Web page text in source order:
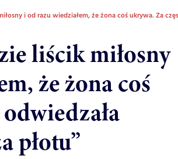
i od razu wiedziałem, że żona coś ukrywa. Za
liścik miłosny
że żona coś
płotu”